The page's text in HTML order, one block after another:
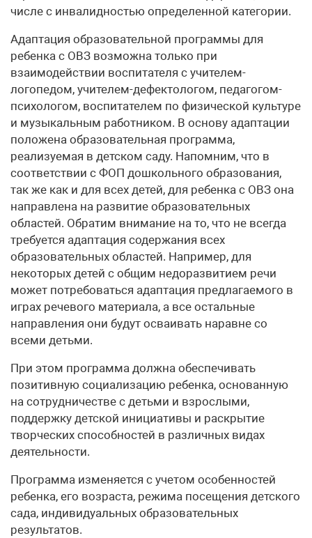
числе с инвалидностью определенной категории.
Адаптация образовательной программы для
ребенка с ОВЗ возможна только при
взаимодействии воспитателя с учителем-
логопедом, учителем-дефектологом, педагогом-
психологом, воспитателем по физической культуре
и музыкальным работником. В основу адаптации
положена образовательная программа,
реализуемая в детском саду. Напомним, что в
соответствии с ФОП дошкольного образования,
так же как и для всех детей, для ребенка с ОВЗ она
направлена на развитие образовательных
областей. Обратим внимание на то, что не всегда
требуется адаптация содержания всех
образовательных областей. Например, для
некоторых детей с общим недоразвитием речи
может потребоваться адаптация предлагаемого в
играх речевого материала, а все остальные
направления они будут осваивать наравне со
всеми детьми.
При этом программа должна обеспечивать
позитивную социализацию ребенка, основанную
на сотрудничестве с детьми и взрослыми,
поддержку детской инициативы и раскрытие
творческих способностей в различных видах
деятельности.
Программа изменяется с учетом особенностей
ребенка, его возраста, режима посещения детского
сада, индивидуальных образовательных
результатов.